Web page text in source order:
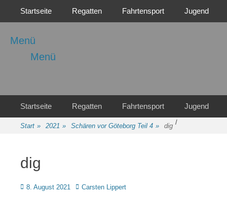
Menü
1921 e.V.
Regattasport und Wasserwandern - Freizeit mit der ganzen Familie
Menü
Primäres Menü
Startseite Regatten Fahrtensport Jugend
Sekundäres Menü
springen
Startseite Regatten Fahrtensport Jugend
Start » 2021 » /
Schären vor Göteborg Teil 4 » dig
dig
Posted
8. August 2021 Autor
Carsten Lippert